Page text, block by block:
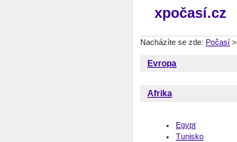
xpočasí.cz
Nacházíte se zde: Počasí >
Evropa
Afrika
Egypt
Tunisko